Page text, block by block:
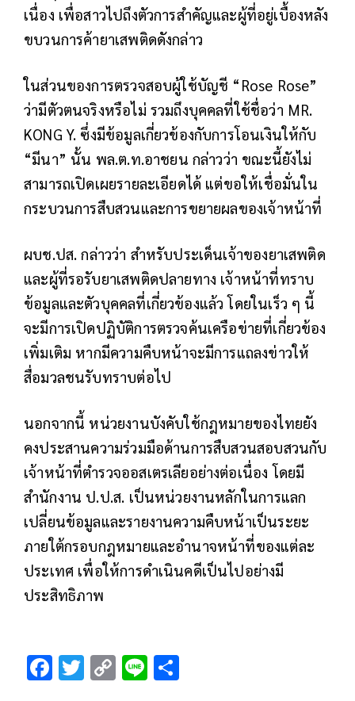
เนื่อง เพื่อสาวไปถึงตัวการสำคัญและผู้ที่อยู่เบื้องหลัง
ขบวนการค้ายาเสพติดดังกล่าว
ในส่วนของการตรวจสอบผู้ใช้บัญชี “Rose Rose”
ว่ามีตัวตนจริงหรือไม่ รวมถึงบุคคลที่ใช้ชื่อว่า MR.
KONG Y. ซึ่งมีข้อมูลเกี่ยวข้องกับการโอนเงินให้กับ
“มีนา” นั้น พล.ต.ท.อาชยน กล่าวว่า ขณะนี้ยังไม่
สามารถเปิดเผยรายละเอียดได้ แต่ขอให้เชื่อมั่นใน
กระบวนการสืบสวนและการขยายผลของเจ้าหน้าที่
ผบช.ปส. กล่าวว่า สำหรับประเด็นเจ้าของยาเสพติด
และผู้ที่รอรับยาเสพติดปลายทาง เจ้าหน้าที่ทราบ
ข้อมูลและตัวบุคคลที่เกี่ยวข้องแล้ว โดยในเร็ว ๆ นี้
จะมีการเปิดปฏิบัติการตรวจค้นเครือข่ายที่เกี่ยวข้อง
เพิ่มเติม หากมีความคืบหน้าจะมีการแถลงข่าวให้
สื่อมวลชนรับทราบต่อไป
นอกจากนี้ หน่วยงานบังคับใช้กฎหมายของไทยยัง
คงประสานความร่วมมือด้านการสืบสวนสอบสวนกับ
เจ้าหน้าที่ตำรวจออสเตรเลียอย่างต่อเนื่อง โดยมี
สำนักงาน ป.ป.ส. เป็นหน่วยงานหลักในการแลก
เปลี่ยนข้อมูลและรายงานความคืบหน้าเป็นระยะ
ภายใต้กรอบกฎหมายและอำนาจหน้าที่ของแต่ละ
ประเทศ เพื่อให้การดำเนินคดีเป็นไปอย่างมี
ประสิทธิภาพ
F T C Li